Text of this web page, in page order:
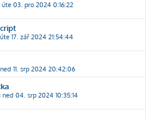
úte 03. pro 2024 0:16:22
úte 17. zář 2024 21:54:44
ned 11. srp 2024 20:42:06
ned 04. srp 2024 10:35:14